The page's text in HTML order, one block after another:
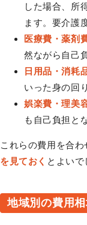
した場合、所
ます。要介護
医療費・薬剤
然ながら自己
日用品・消耗
いった身の回
娯楽費・理美
も自己負担と
これらの費用を合わ
を見ておく とよいで
地域別の費用